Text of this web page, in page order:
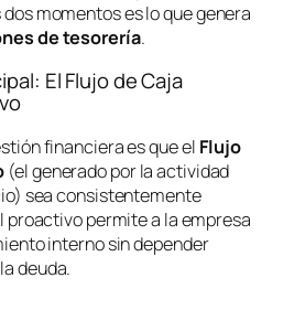
momentos es lo que genera
de tesorería.
El Flujo de Caja
financiera es que el Flujo
(el generado por la actividad
sea consistentemente
proactivo permite a la empresa
interno sin depender
deuda.